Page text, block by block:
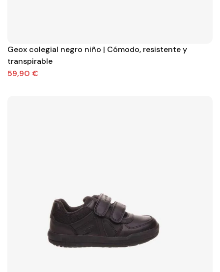
Geox colegial negro niño | Cómodo, resistente y
transpirable
59,90 €